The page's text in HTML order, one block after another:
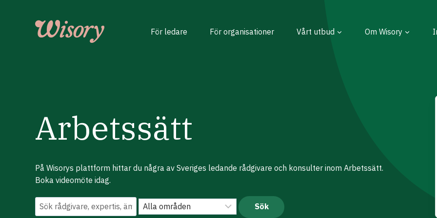
För ledare För organisationer Vårt utbud Om Wisory
Arbetssätt
På Wisorys plattform hittar du några av Sveriges ledande rådgivare och konsulter inom Arbetssätt.
Boka videomöte idag.